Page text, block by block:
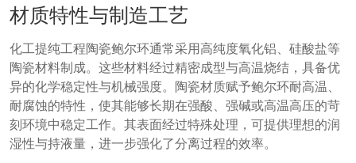
材质特性与制造工艺
化工提纯工程陶瓷鲍尔环通常采用高纯度氧化铝、硅酸盐等
陶瓷材料制成。这些材料经过精密成型与高温烧结，具备优
异的化学稳定性与机械强度。陶瓷材质赋予鲍尔环耐高温、
耐腐蚀的特性，使其能够长期在强酸、强碱或高温高压的苛
刻环境中稳定工作。其表面经过特殊处理，可提供理想的润
湿性与持液量，进一步强化了分离过程的效率。